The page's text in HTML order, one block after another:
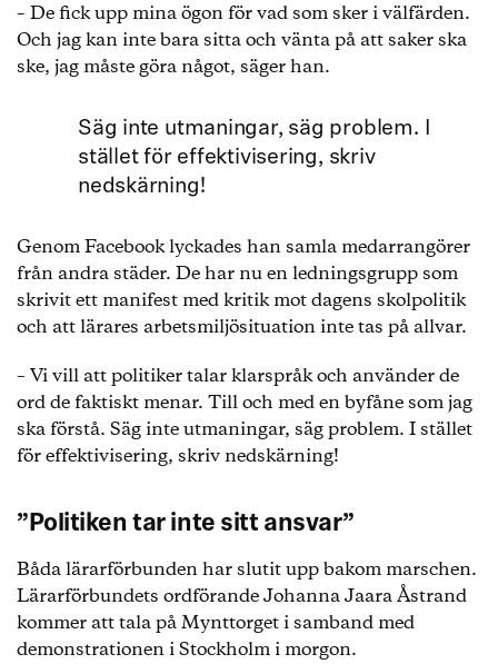
– De fick upp mina ögon för vad som sker i välfärden.
Och jag kan inte bara sitta och vänta på att saker ska
ske, jag måste göra något, säger han.
Säg inte utmaningar, säg problem. I
stället för effektivisering, skriv
nedskärning!
Genom Facebook lyckades han samla medarrangörer
från andra städer. De har nu en ledningsgrupp som
skrivit ett manifest med kritik mot dagens skolpolitik
och att lärares arbetsmiljösituation inte tas på allvar.
– Vi vill att politiker talar klarspråk och använder de
ord de faktiskt menar. Till och med en byfåne som jag
ska förstå. Säg inte utmaningar, säg problem. I stället
för effektivisering, skriv nedskärning!
”Politiken tar inte sitt ansvar”
Båda lärarförbunden har slutit upp bakom marschen.
Lärarförbundets ordförande Johanna Jaara Åstrand
kommer att tala på Mynttorget i samband med
demonstrationen i Stockholm i morgon.